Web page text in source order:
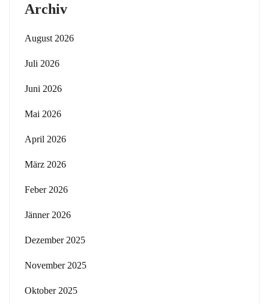
Archiv
August 2026
Juli 2026
Juni 2026
Mai 2026
April 2026
März 2026
Feber 2026
Jänner 2026
Dezember 2025
November 2025
Oktober 2025